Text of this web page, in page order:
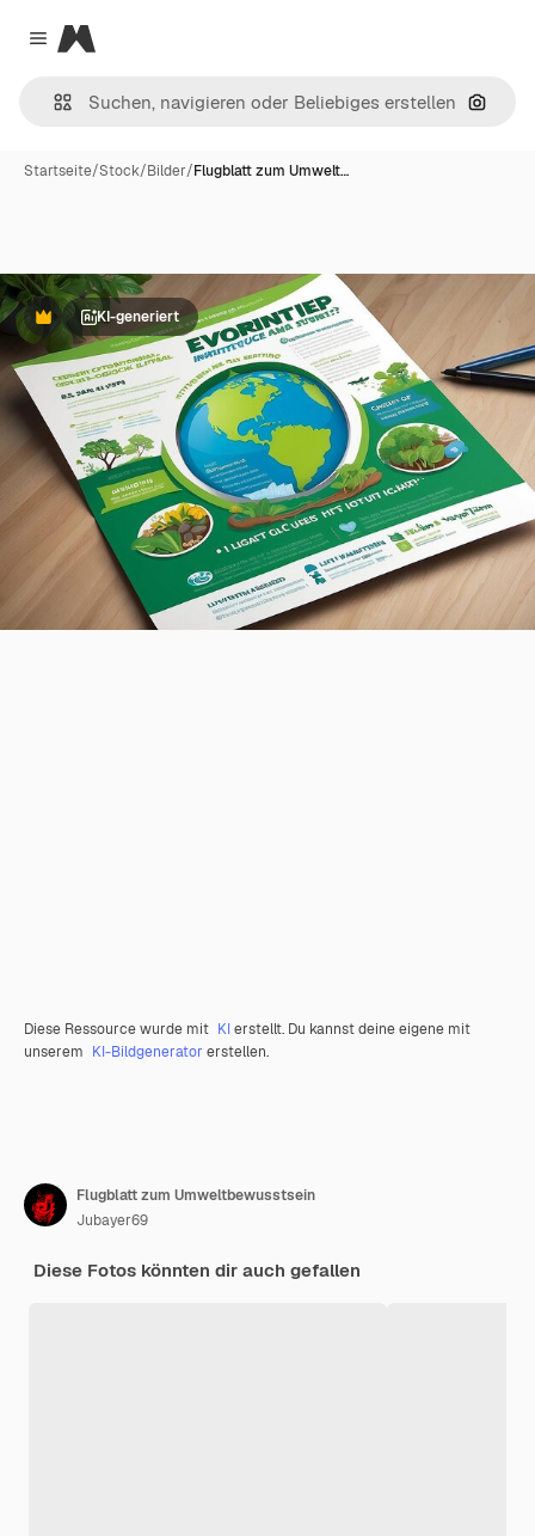
Close menu
Magnific
Nach
Startseite/Stock/Bilder/Flugblatt zum Umwelt…
PremiumKI-generiert
Diese Ressource wurde mit KIerstellt. Du kannst deine eigene mit
unserem KI-Bildgenerator erstellen.
Flugblatt zum Umweltbewusstsein
Jubayer69
Diese Fotos könnten dir auch gefallen